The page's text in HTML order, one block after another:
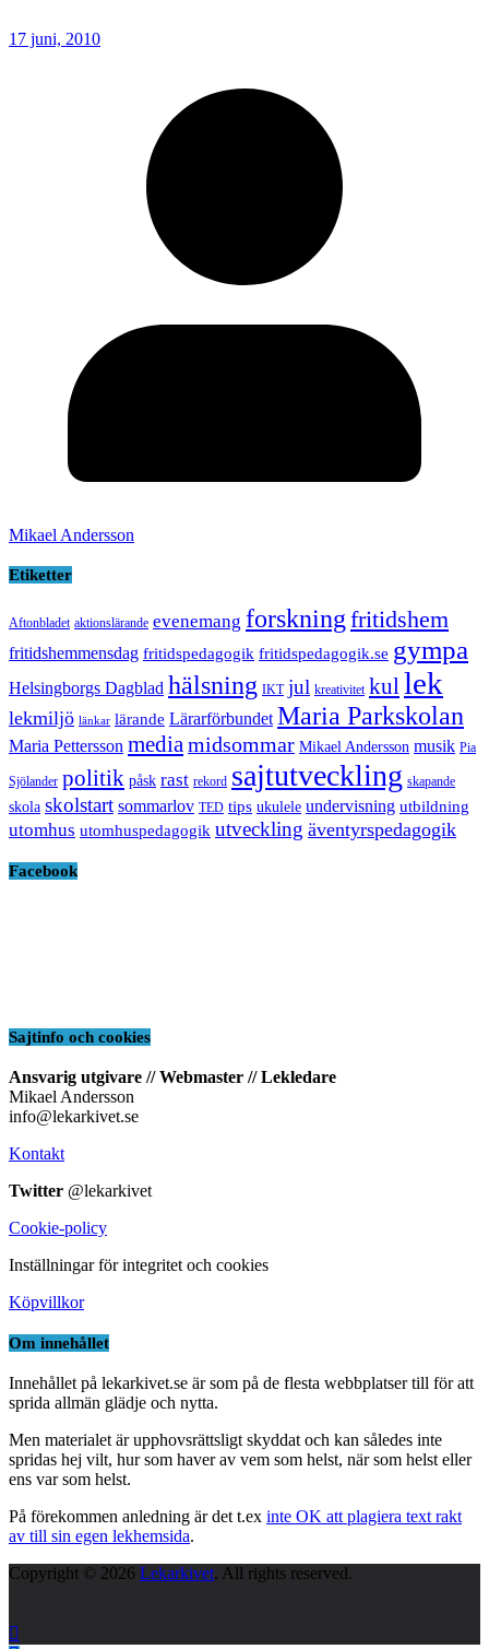
17 juni, 2010
Mikael Andersson
Etiketter
Aftonbladet aktionslärande evenemang forskning fritidshem
fritidshemmensdag fritidspedagogik fritidspedagogik.se gympa
Helsingborgs Dagblad hälsning IKT jul kreativitet kul lek
lekmiljö länkar lärande Lärarförbundet Maria Parkskolan
Maria Pettersson media midsommar Mikael Andersson musik Pia
Sjölander politik påsk rast rekord sajtutveckling skapande
skola skolstart sommarlov TED tips ukulele undervisning utbildning
utomhus utomhuspedagogik utveckling äventyrspedagogik
Facebook
Sajtinfo och cookies
Ansvarig utgivare // Webmaster // Lekledare
Mikael Andersson
info@lekarkivet.se
Kontakt
Twitter @lekarkivet
Cookie-policy
Inställningar för integritet och cookies
Köpvillkor
Om innehållet
Innehållet på lekarkivet.se är som på de flesta webbplatser till för att
sprida allmän glädje och nytta.
Men materialet är upphovsrättsligt skyddat och kan således inte
spridas hej vilt, hur som haver av vem som helst, när som helst eller
ens var som helst.
På förekommen anledning är det t.ex inte OK att plagiera text rakt
av till sin egen lekhemsida.
Copyright © 2026 Lekarkivet. All rights reserved.